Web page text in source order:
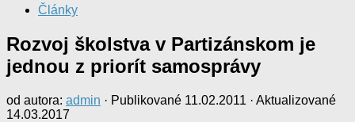
Články
Rozvoj školstva v Partizánskom je
jednou z priorít samosprávy
od autora: admin · Publikované 11.02.2011 · Aktualizované
14.03.2017